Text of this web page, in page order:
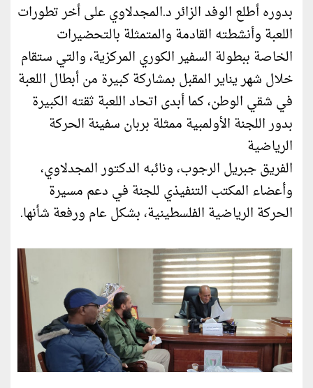
بدوره أطلع الوفد الزائر د.المجدلاوي على أخر تطورات
اللعبة وأنشطته القادمة والمتمثلة بالتحضيرات
الخاصة ببطولة السفير الكوري المركزية، والتي ستقام
خلال شهر يناير المقبل بمشاركة كبيرة من أبطال اللعبة
في شقي الوطن، كما أبدى اتحاد اللعبة ثقته الكبيرة
بدور اللجنة الأولمبية ممثلة بربان سفينة الحركة
الرياضية
الفريق جبريل الرجوب، ونائبه الدكتور المجدلاوي،
وأعضاء المكتب التنفيذي للجنة في دعم مسيرة
الحركة الرياضية الفلسطينية، بشكل عام ورفعة شأنها.